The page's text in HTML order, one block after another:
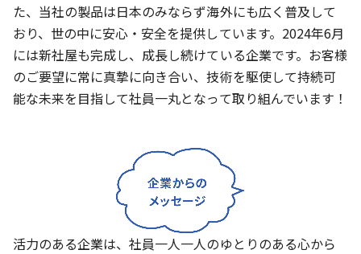
た、当社の製品は日本のみならず海外にも広く普及して
おり、世の中に安心・安全を提供しています。2024年6月
には新社屋も完成し、成長し続けている企業です。お客様
のご要望に常に真摯に向き合い、技術を駆使して持続可
能な未来を目指して社員一丸となって取り組んでいます！
活力のある企業は、社員一人一人のゆとりのある心から